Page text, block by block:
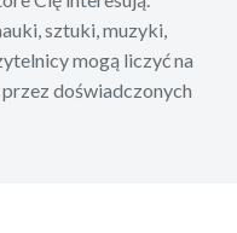
sztuki, muzyki,
mogą liczyć na
doświadczonych